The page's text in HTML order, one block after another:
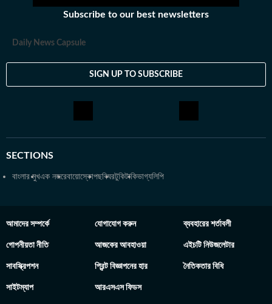
Subscribe to our best newsletters
Daily News Capsule
SIGN UP TO SUBSCRIBE
SECTIONS
বাংলার মুখএক নজরেবায়োস্কোপছবিঘরটুকিটাকিভাগ্যলিপি
আমাদের সম্পর্কে যোগাযোগ করুন ব্যবহারের শর্তাবলী
গোপনীয়তা নীতি আজকের আবহাওয়া এইচটি নিউজলেটার
সাবস্ক্রিপশন প্রিন্ট বিজ্ঞাপনের হার নৈতিকতার বিধি
সাইটম্যাপ আরএসএস ফিডস